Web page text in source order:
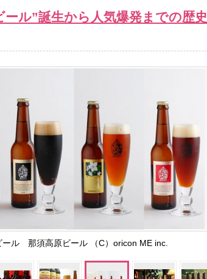
ル”誕生から人気爆発までの歴史
ール 那須高原ビール （C）oricon ME inc.